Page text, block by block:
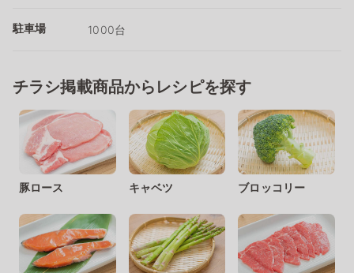
駐車場 1000台
チラシ掲載商品からレシピを探す
豚ロース キャベツ ブロッコリー